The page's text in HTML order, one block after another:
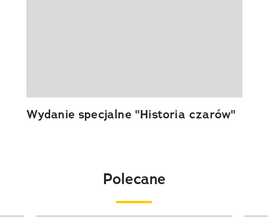
Wydanie specjalne "Historia czarów"
Polecane